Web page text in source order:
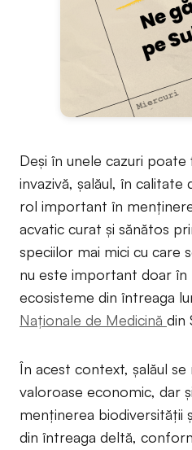
Deși în unele cazuri
invazivă, șalăul, în calitate
rol important în
acvatic curat și sănătos
speciilor mai mici cu care
nu este important doar în
ecosisteme din întreaga
Naționale de Medicină din
În acest context, șalăul
valoroase economic, dar
menținerea biodiversității
din întreaga deltă,